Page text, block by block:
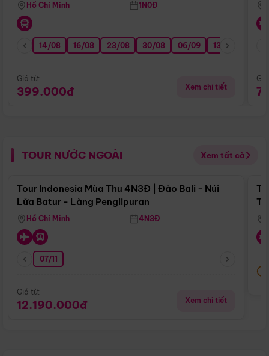
Hồ Chí Minh 1N0Đ
14/08 16/08 23/08 30/08 06/09 13/09
Giá từ:
399.000đ Xem chi tiết
TOUR NƯỚC NGOÀI Xem tất cả
Điểm nổi bật
Tour Indonesia Mùa Thu 4N3Đ | Đảo Bali - Núi
Lửa Batur - Làng Penglipuran
Hồ Chí Minh 4N3Đ
07/11
Giá từ:
12.190.000đ Xem chi tiết